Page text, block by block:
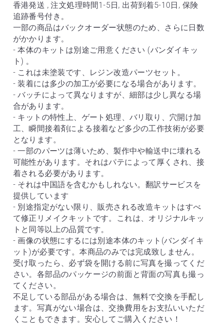
香港発送 , 注文処理時間1-5日, 出荷到着5-10日, 保険
追跡番号付き。
一部の商品はバックオーダー状態のため、さらに日数
がかかります。
- 本体のキットは別途ご用意ください (バンダイキッ
ト) 。
- これは未塗装です、レジン改造パーツセット。
- 装着には多少の加工が必要になる場合があります。
- バッチによって異なりますが、細部は少し異なる場
合があります。
- キットの特性上、ゲート処理、バリ取り、穴開け加
工、瞬間接着剤による接着など多少の工作技術が必要
となります。
- 一部のパーツは薄いため、製作中や輸送中に壊れる
可能性があります。それはパテによって厚くされ、接
着される必要があります。
- それは中国語を含むかもしれない。翻訳サービスを
提供しています
- 別途指定がない限り、販売される改造キットはすべ
て修正リメイクキットです。これは、オリジナルキッ
トと同等以上の品質です。
- 画像の状態にするには別途本体のキット(バンダイキ
ット)が必要です。本商品のみでは完成致しません。
受け取ったら、必ず袋を開ける前に写真を撮ってくだ
さい。各部品のパッケージの前面と背面の写真も撮っ
てください。
不足している部品がある場合は、無料で交換を手配し
ます。写真がない場合は、交換費用をお支払いいただ
くこともできます。安心してご購入ください！